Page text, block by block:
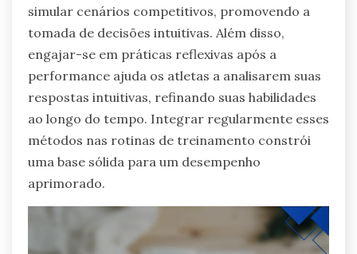
simular cenários competitivos, promovendo a
tomada de decisões intuitivas. Além disso,
engajar-se em práticas reflexivas após a
performance ajuda os atletas a analisarem suas
respostas intuitivas, refinando suas habilidades
ao longo do tempo. Integrar regularmente esses
métodos nas rotinas de treinamento constrói
uma base sólida para um desempenho
aprimorado.